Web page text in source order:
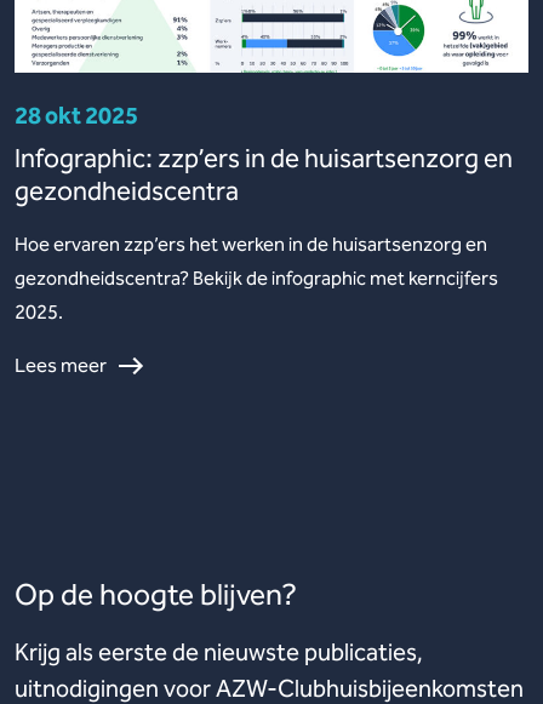
28 okt 2025
Infographic: zzp’ers in de huisartsenzorg en
gezondheidscentra
Hoe ervaren zzp’ers het werken in de huisartsenzorg en
gezondheidscentra? Bekijk de infographic met kerncijfers
2025.
Lees meer
Op de hoogte blijven?
Krijg als eerste de nieuwste publicaties,
uitnodigingen voor AZW-Clubhuisbijeenkomsten